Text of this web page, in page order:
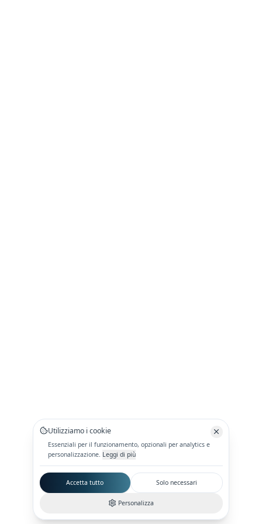
Utilizziamo i cookie
Essenziali per il funzionamento, opzionali per analytics e
personalizzazione. Leggi di più
Accetta tutto Solo necessari
Personalizza